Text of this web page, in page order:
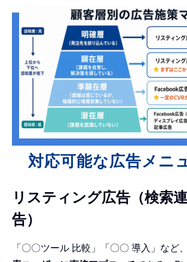
対応可能な広告メニ
リスティング広告（検索
告）
「〇〇ツール 比較」「〇〇 導入」など、